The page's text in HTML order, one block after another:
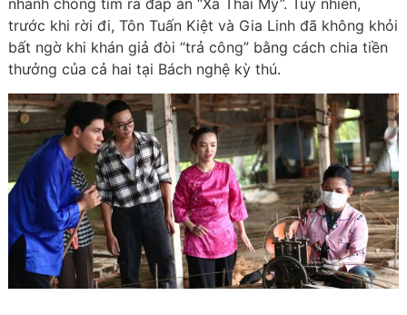
nhanh chóng tìm ra đáp án “Xã Thái Mỹ”. Tuy nhiên,
trước khi rời đi, Tôn Tuấn Kiệt và Gia Linh đã không khỏi
bất ngờ khi khán giả đòi “trả công” bằng cách chia tiền
thưởng của cả hai tại Bách nghệ kỳ thú.